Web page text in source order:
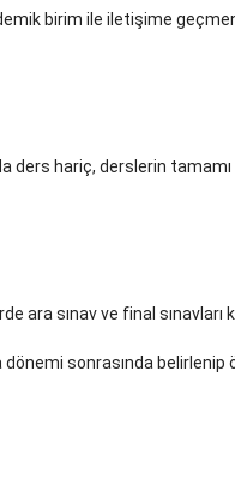
birim ile iletişime
ders hariç, derslerin
ara sınav ve final
dönemi sonrasında